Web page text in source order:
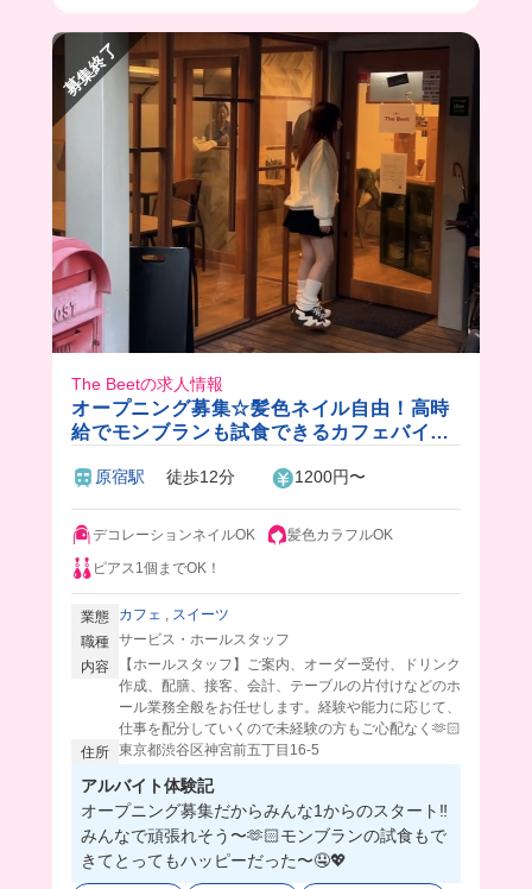
募集終了
The Beetの求人情報
オープニング募集☆髪色ネイル自由！高時
給でモンブランも試食できるカフェバイト
原宿駅 徒歩12分 1200円〜
デコレーションネイルOK
髪色カラフルOK
ピアス1個までOK！
業態 カフェ , スイーツ
職種 サービス・ホールスタッフ
内容
【ホールスタッフ】ご案内、オーダー受付、ドリンク
作成、配膳、接客、会計、テーブルの片付けなどのホ
ール業務全般をお任せします。経験や能力に応じて、
仕事を配分していくので未経験の方もご心配なく🫶🏻
住所 東京都渋谷区神宮前五丁目16-5
アルバイト体験記
オープニング募集だからみんな1からのスタート‼️
みんなで頑張れそう〜🫶🏻モンブランの試食もで
きてとってもハッピーだった〜🤤💖